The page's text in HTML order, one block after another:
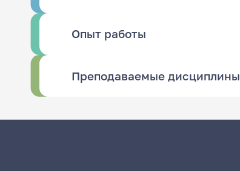
Опыт работы
Преподаваемые дисциплины